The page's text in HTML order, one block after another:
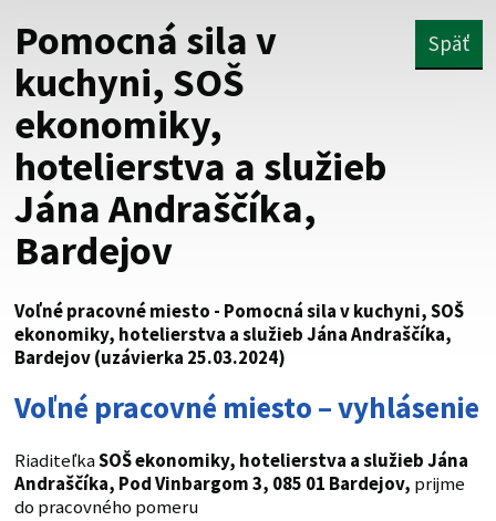
Táto stránka je zabezpečená
Buďte pozorní a vždy sa uistite, že zdieľate informácie iba
cez zabezpečenú webovú stránku. Zabezpečená stránka
vždy začína https:// pred názvom domény webového sídla.
Pomocná sila v
kuchyni, SOŠ
ekonomiky,
hotelierstva a služieb
Jána Andraščíka,
Bardejov
Späť
Voľné pracovné miesto - Pomocná sila v kuchyni, SOŠ
ekonomiky, hotelierstva a služieb Jána Andraščíka,
Bardejov (uzávierka 25.03.2024)
Voľné pracovné miesto – vyhlásenie
RiaditeľkaSOŠ ekonomiky, hotelierstva a služieb Jána
Andraščíka, Pod Vinbargom 3, 085 01 Bardejov, prijme
do pracovného pomeru